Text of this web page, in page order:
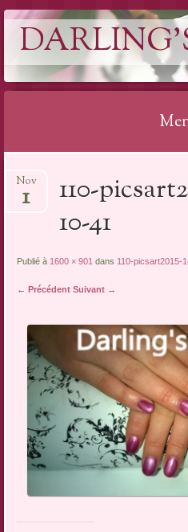
au
110-
10-41
Nov
1
Publié à 1600 × 901 dans 110-picsart2015-
← Précédent Suivant →